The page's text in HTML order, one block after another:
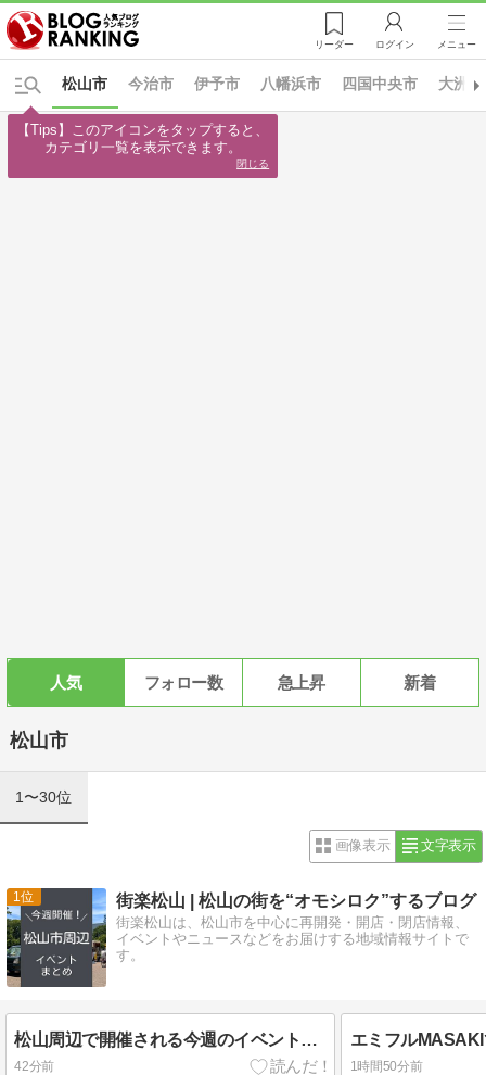
リーダー ログイン メニュー
今治市 伊予市 八幡浜市 四国中央市 大洲市
松山市
人気 フォロー数 急上昇 新着
松山市
1〜30位
画像表示 文字表示
1 街楽松山 | 松山の街を“オモシロク”するブログ
街楽松山は、松山市を中心に再開発・開店・閉店情報、
イベントやニュースなどをお届けする地域情報サイトで
す。
松山周辺で開催される今週のイベント情報！【2026年8月7日～8月13日】
42分前 1時間50分前
【Tips】このアイコンをタップすると、
カテゴリ一覧を表示できます。
閉じる